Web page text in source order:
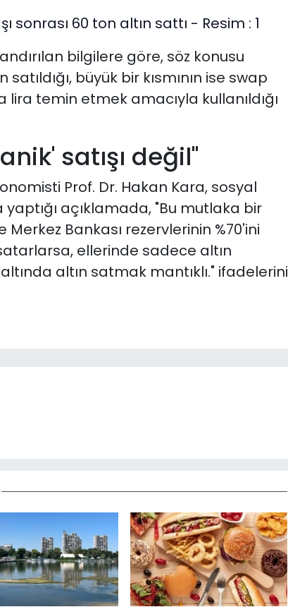
bilgilere göre, söz konusu
büyük bir kısmının ise swap
temin etmek amacıyla kullanıldığı
satışı değil"
Prof. Dr. Hakan Kara, sosyal
açıklamada, "Bu mutlaka bir
Merkez Bankası rezervlerinin %70'ini
ellerinde sadece altın
altın satmak mantıklı." ifadelerini